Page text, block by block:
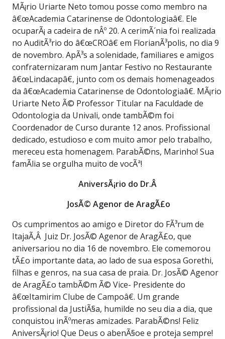
MÃ¡rio Uriarte Neto tomou posse como membro na
â€œAcademia Catarinense de Odontologiaâ€. Ele
ocuparÃ¡ a cadeira de nÂº 20. A cerimÃ´nia foi realizada
no AuditÃ³rio do â€œCROâ€ em FlorianÃ³polis, no dia 9
de novembro. ApÃ³s a solenidade, familiares e amigos
confraternizaram num Jantar Festivo no Restaurante
â€œLindacapâ€, junto com os demais homenageados
da â€œAcademia Catarinense de Odontologiaâ€. MÃ¡rio
Uriarte Neto Ã© Professor Titular na Faculdade de
Odontologia da Univali, onde tambÃ©m foi
Coordenador de Curso durante 12 anos. Profissional
dedicado, estudioso e com muito amor pelo trabalho,
mereceu esta homenagem. ParabÃ©ns, Marinho! Sua
famÃ­lia se orgulha muito de vocÃª!
AniversÃ¡rio do Dr.Â
JosÃ© Agenor de AragÃ£o
Os cumprimentos ao amigo e Diretor do FÃ³rum de
ItajaÃ­,Â Juiz Dr. JosÃ© Agenor de AragÃ£o, que
aniversariou no dia 16 de novembro. Ele comemorou
tÃ£o importante data, ao lado de sua esposa Gorethi,
filhas e genros, na sua casa de praia. Dr. JosÃ© Agenor
de AragÃ£o tambÃ©m Ã© Vice- Presidente do
â€œItamirim Clube de Campoâ€. Um grande
profissional da JustiÃ§a, humilde no seu dia a dia, que
conquistou inÃºmeras amizades. ParabÃ©ns! Feliz
AniversÃ¡rio! Que Deus o abenÃ§oe e proteja sempre!